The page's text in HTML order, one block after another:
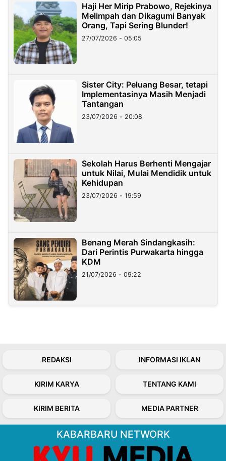
Haji Her Mirip Prabowo, Rejekinya
Melimpah dan Dikagumi Banyak
Orang, Tapi Sering Blunder!
27/07/2026 - 05:05
Sister City: Peluang Besar, tetapi
Implementasinya Masih Menjadi
Tantangan
23/07/2026 - 20:08
Sekolah Harus Berhenti Mengajar
untuk Nilai, Mulai Mendidik untuk
Kehidupan
23/07/2026 - 19:59
Benang Merah Sindangkasih:
Dari Perintis Purwakarta hingga
KDM
21/07/2026 - 09:22
REDAKSI INFORMASI IKLAN
KIRIM KARYA TENTANG KAMI
KIRIM BERITA MEDIA PARTNER
KABARBARU NETWORK